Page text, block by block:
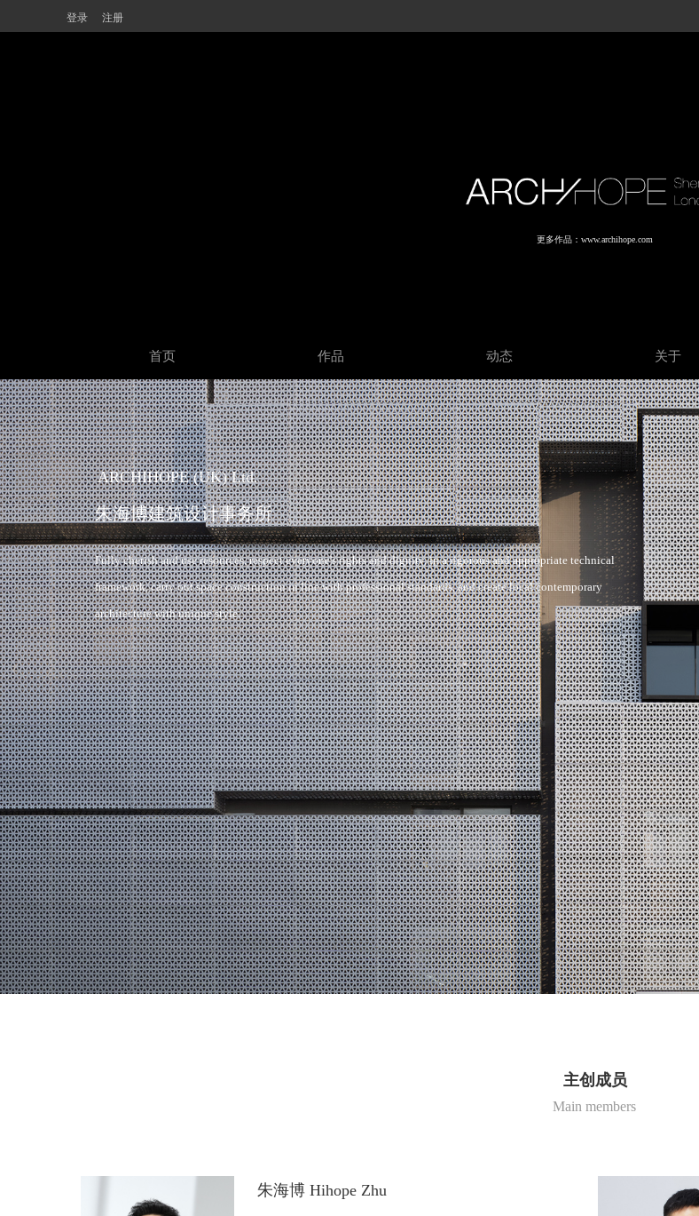
登录 注册
更多作品：www.archihope.com
首页 作品 动态 关于
ARCHIHOPE (UK) Ltd.
朱海博建筑设计事务所
Fully cherish and use resources, respect everyone's rights and dignity, in a rigorous and appropriate technical
framework, carry out space construction in line with professional standards, and create local contemporary
architecture with unique style.
主创成员
Main members
朱海博 Hihope Zhu